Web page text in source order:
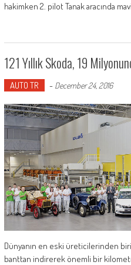
hakimken 2. pilot Tanak aracında
121 Yıllık Skoda, 19
AUTO TR - December 24, 2016
Dünyanın en eski üreticilerinden biri
banttan indirerek önemli bir